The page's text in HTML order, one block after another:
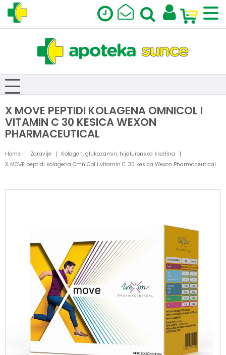
X MOVE PEPTIDI KOLAGENA OMNICOL I
VITAMIN C 30 KESICA WEXON
PHARMACEUTICAL
Home Zdravlje
Kolagen, glukozamin, hijaluronska kiselina
X MOVE peptidi kolagena OmniCol i vitamin C 30 kesica Wexon Pharmaceutical